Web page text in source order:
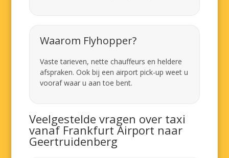
Waarom Flyhopper?
Vaste tarieven, nette chauffeurs en heldere
afspraken. Ook bij een airport pick-up weet u
vooraf waar u aan toe bent.
Veelgestelde vragen over taxi
vanaf Frankfurt Airport naar
Geertruidenberg